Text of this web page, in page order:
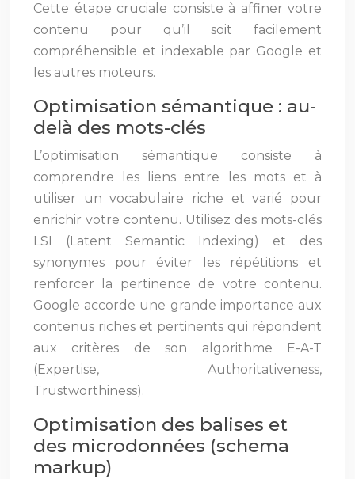
Cette étape cruciale consiste à affiner votre
contenu pour qu’il soit facilement
compréhensible et indexable par Google et
les autres moteurs.
Optimisation sémantique : au-
delà des mots-clés
L’optimisation sémantique consiste à
comprendre les liens entre les mots et à
utiliser un vocabulaire riche et varié pour
enrichir votre contenu. Utilisez des mots-clés
LSI (Latent Semantic Indexing) et des
synonymes pour éviter les répétitions et
renforcer la pertinence de votre contenu.
Google accorde une grande importance aux
contenus riches et pertinents qui répondent
aux critères de son algorithme E-A-T
(Expertise, Authoritativeness,
Trustworthiness).
Optimisation des balises et
des microdonnées (schema
markup)